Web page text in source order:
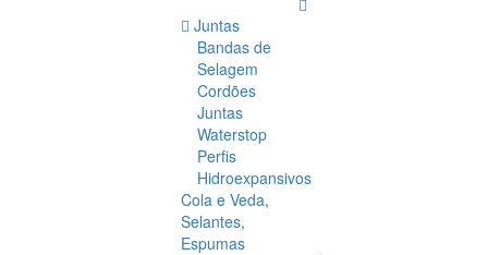
Juntas
Bandas de
Selagem
Cordões
Juntas
Waterstop
Perfis
Hidroexpansivos
Cola e Veda,
Selantes,
Espumas